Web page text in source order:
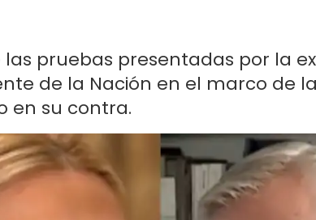
pruebas presentadas por la
de la Nación en el marco de
en su contra.